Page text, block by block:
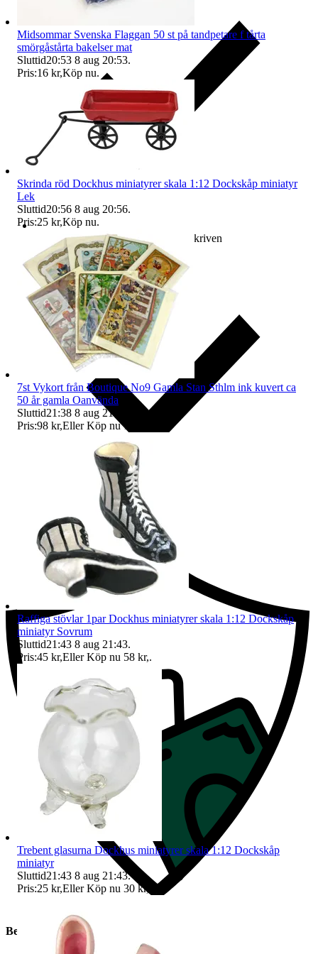
Ersättning om varan inte är som beskriven
Ersättning om du inte får din vara
Beskrivning
Midsommar Svenska Flaggan 50 st på tandpetare f tårta
smörgåstårta bakelser mat
Sluttid20:53 8 aug 20:53.
Pris:16 kr,Köp nu.
Skrinda röd Dockhus miniatyrer skala 1:12 Dockskåp miniatyr
Lek
Sluttid20:56 8 aug 20:56.
Pris:25 kr,Köp nu.
7st Vykort från Boutique No9 Gamla Stan Sthlm ink kuvert ca
50 år gamla Oanvända
Sluttid21:38 8 aug 21:38
Pris:98 kr,Eller Köp nu 119 kr
Raffiga stövlar 1par Dockhus miniatyrer skala 1:12 Dockskåp
miniatyr Sovrum
Sluttid21:43 8 aug 21:43.
Pris:45 kr,Eller Köp nu 58 kr,.
Trebent glasurna Dockhus miniatyrer skala 1:12 Dockskåp
miniatyr
Sluttid21:43 8 aug 21:43.
Pris:25 kr,Eller Köp nu 30 kr,